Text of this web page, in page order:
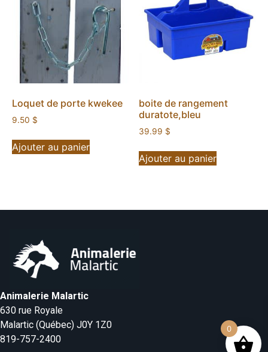
Loquet de porte kwekee
9.50 $
Ajouter au panier
boite de rangement
duratote,bleu
39.99 $
Ajouter au panier
Animalerie Malartic
630 rue Royale
Malartic (Québec) J0Y 1Z0
819-757-2400
0